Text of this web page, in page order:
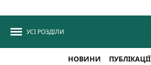
УСІ РОЗДІЛИ
НОВИНИ ПУБЛІКАЦІЇ